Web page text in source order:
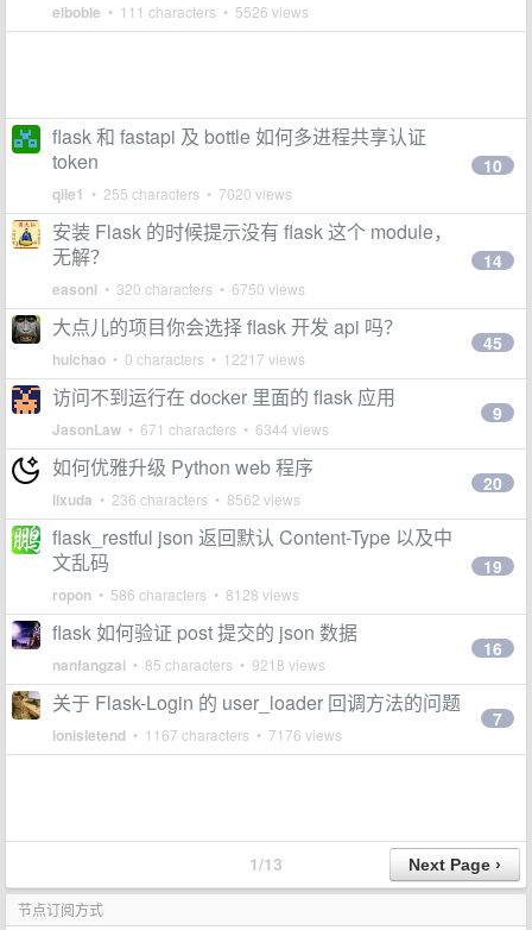
elboble • 111 characters • 5526 views
flask 和 fastapi 及 bottle 如何多进程共享认证
token
qile1 • 255 characters • 7020 views
10
安装 Flask 的时候提示没有 flask 这个 module，
无解？
easonl • 320 characters • 6750 views
14
大点儿的项目你会选择 flask 开发 api 吗？
huichao • 0 characters • 12217 views
45
访问不到运行在 docker 里面的 flask 应用
JasonLaw • 671 characters • 6344 views
9
如何优雅升级 Python web 程序
lixuda • 236 characters • 8562 views
20
flask_restful json 返回默认 Content-Type 以及中
文乱码
ropon • 586 characters • 8128 views
19
flask 如何验证 post 提交的 json 数据
nanfangzai • 85 characters • 9218 views
16
关于 Flask-Login 的 user_loader 回调方法的问题
lonisletend • 1167 characters • 7176 views
7
1/13
节点订阅方式